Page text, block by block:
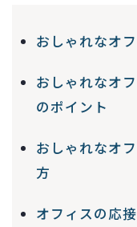
おしゃれなオ
おしゃれなオ
のポイント
おしゃれなオ
方
オフィスの応